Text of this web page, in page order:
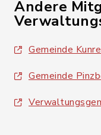
Andere
Gemeinde
Gemeinde